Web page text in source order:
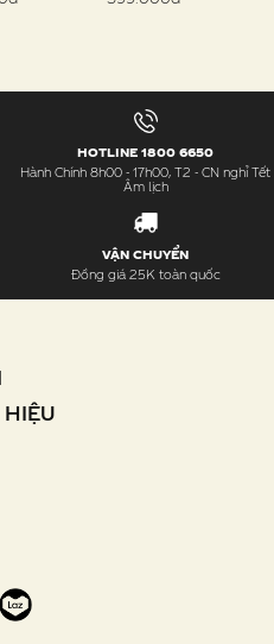
HOTLINE 1800 6650
Hành Chính 8h00 - 17h00, T2 - CN nghỉ Tết
Âm lịch
VẬN CHUYỂN
Đồng giá 25K toàn quốc